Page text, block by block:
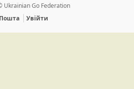
Ukrainian Go Federation
Пошта
Увійти